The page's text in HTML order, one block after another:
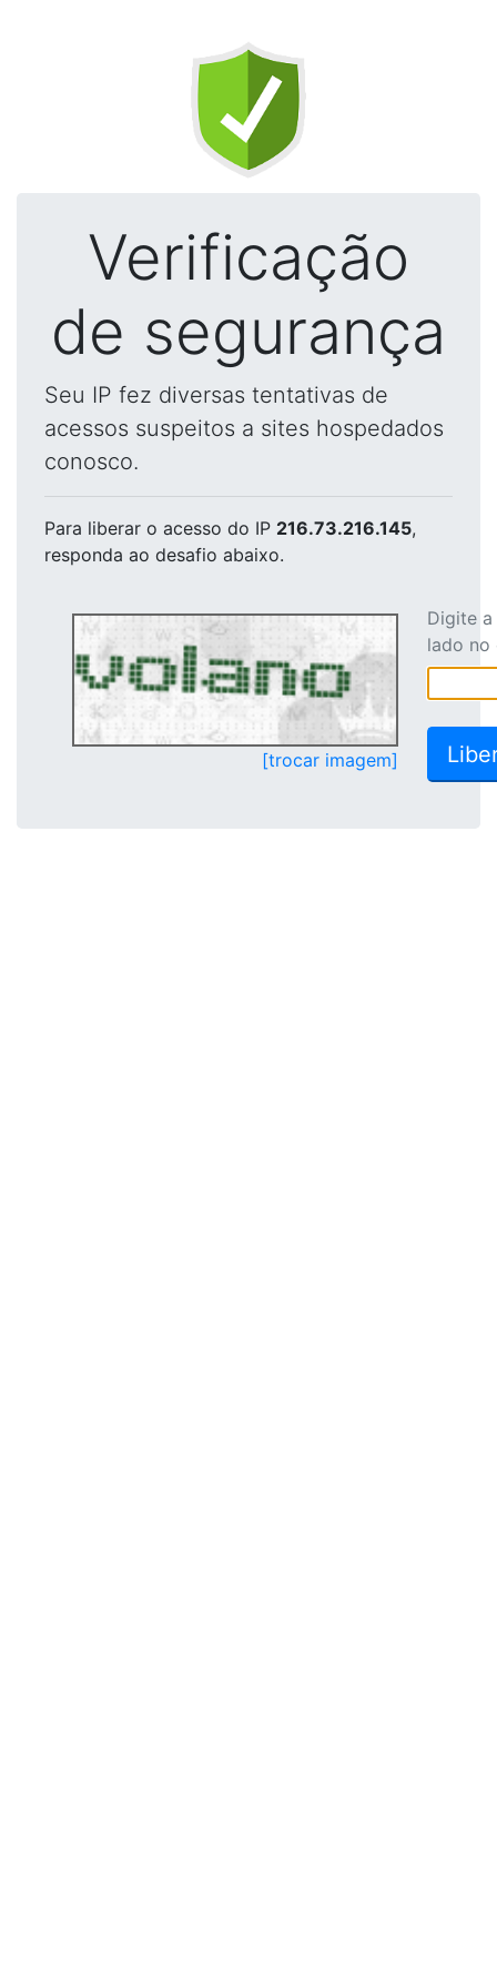
Verificação
de segurança
Seu IP fez diversas tentativas de
acessos suspeitos a sites hospedados
conosco.
Para liberar o acesso do IP 216.73.216.145,
responda ao desafio abaixo.
[trocar imagem]
Digite
lado no